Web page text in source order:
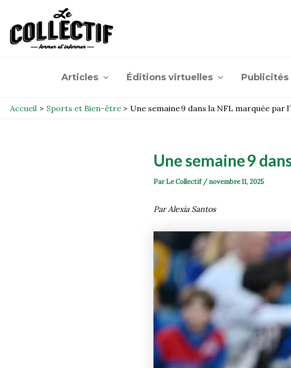
contenu
Articles Éditions virtuelles
Accueil Sports et Bien-être Une semaine 9 dans la NFL marquée par
Une semaine 9
ParLe Collectif / novembre 11, 2025
Par Alexia Santos